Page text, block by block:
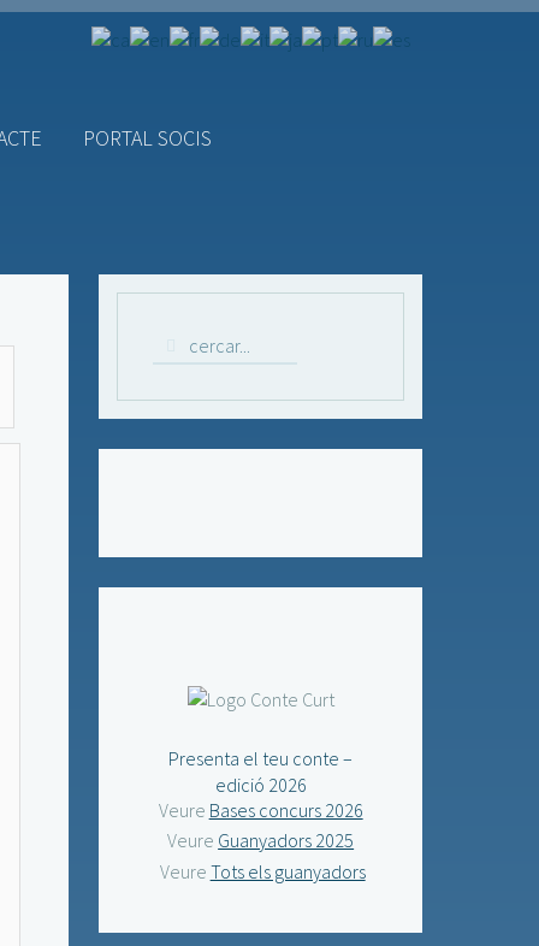
PORTAL SOCIS
Presenta el teu conte –
edició 2026
Veure Bases concurs 2026
Veure Guanyadors 2025
Veure Tots els guanyadors